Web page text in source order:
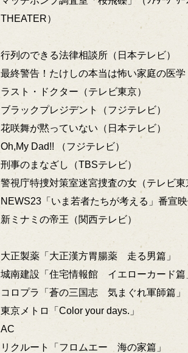
THEATER）
行列のできる法律相談所（日本テレビ）
最終警告！たけしの本当は怖い家庭の医
ラスト・ドクター（テレビ東京）
ブラックプレジデント（フジテレビ）
花咲舞が黙っていない（日本テレビ）
Oh,My Dad!! （フジテレビ）
刑事のまなざし（TBSテレビ）
警視庁特捜対策室迷宮捜査の女（テレビ東
NEWS23「いま若者たちが考える」番宣
新ミナミの帝王（関西テレビ）
大正製薬「大正漢方胃腸薬 走る男篇」
城南建設「住宅情報館 イエローカード篇
コロプラ「蒼の三国志 気まぐれ軍師篇」
東京メトロ「Color your days.」
AC
リクルート「フロムエー 海の家篇」